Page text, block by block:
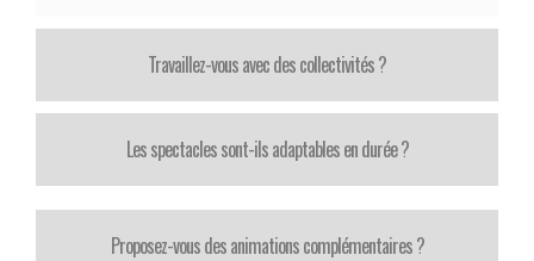
Travaillez-vous avec des collectivités ?
Les spectacles sont-ils adaptables en durée ?
Proposez-vous des animations complémentaires ?